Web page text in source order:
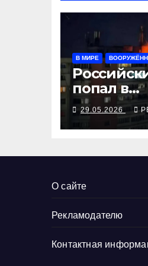
В МИРЕ
попал в
БПЛА
29.05.2026
О сайте
Рекламодателю
Контактная